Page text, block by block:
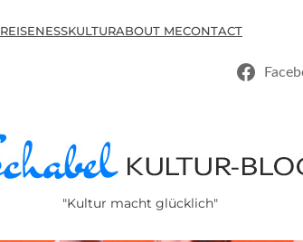
REISENESSKULTURABOUT MECONTACT
"Kultur macht glücklich"